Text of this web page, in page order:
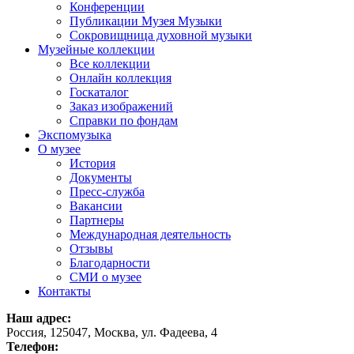
Конференции
Публикации Музея Музыки
Сокровищница духовной музыки
Музейные коллекции
Все коллекции
Онлайн коллекция
Госкаталог
Заказ изображений
Справки по фондам
Экспомузыка
О музее
История
Документы
Пресс-служба
Вакансии
Партнеры
Международная деятельность
Отзывы
Благодарности
СМИ о музее
Контакты
Наш адрес:
Россия, 125047, Москва, ул. Фадеева, 4
Телефон: